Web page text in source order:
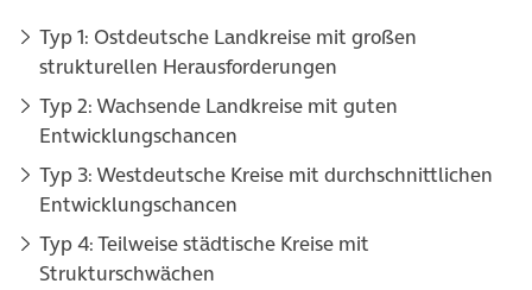
Typ 1: Ostdeutsche Landkreise mit großen
strukturellen Herausforderungen
Typ 2: Wachsende Landkreise mit guten
Entwicklungschancen
Typ 3: Westdeutsche Kreise mit durchschnittlichen
Entwicklungschancen
Typ 4: Teilweise städtische Kreise mit
Strukturschwächen